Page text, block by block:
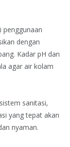
penggunaan
dengan
Kadar pH dan
agar air kolam
sanitasi,
yang tepat akan
nyaman.